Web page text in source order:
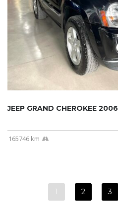
JEEP GRAND CHEROKEE 2006
165746 km
1 2 3